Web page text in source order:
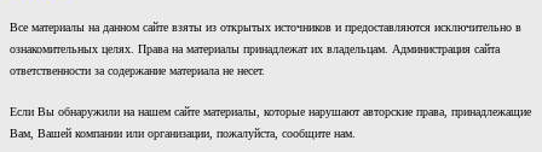
Все материалы на данном сайте взяты из открытых источников и предоставляются исключительно в
ознакомительных целях. Права на материалы принадлежат их владельцам. Администрация сайта
ответственности за содержание материала не несет.
Если Вы обнаружили на нашем сайте материалы, которые нарушают авторские права, принадлежащие
Вам, Вашей компании или организации, пожалуйста, сообщите нам.